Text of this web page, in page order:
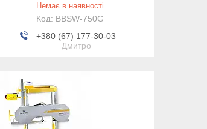
Немає в наявності
BBSW-750G
+380 (67) 177-30-03
Дмитро